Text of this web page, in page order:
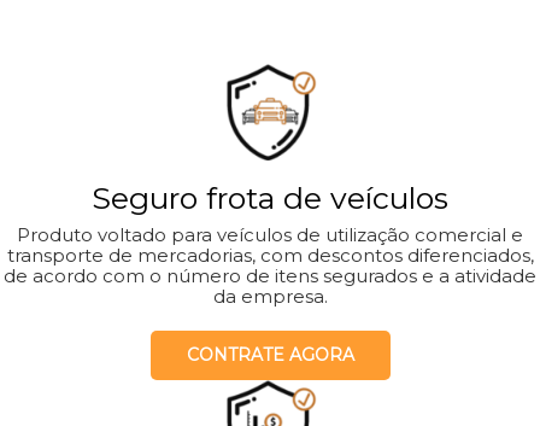
Seguro frota de veículos
Produto voltado para veículos de utilização comercial e
transporte de mercadorias, com descontos diferenciados,
de acordo com o número de itens segurados e a atividade
da empresa.
CONTRATE AGORA